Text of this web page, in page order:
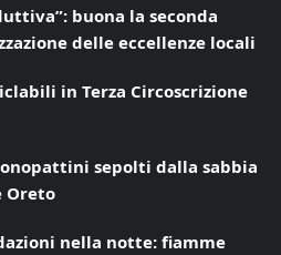
buona la seconda
delle eccellenze locali
in Terza Circoscrizione
sepolti dalla sabbia
Oreto
nella notte: fiamme